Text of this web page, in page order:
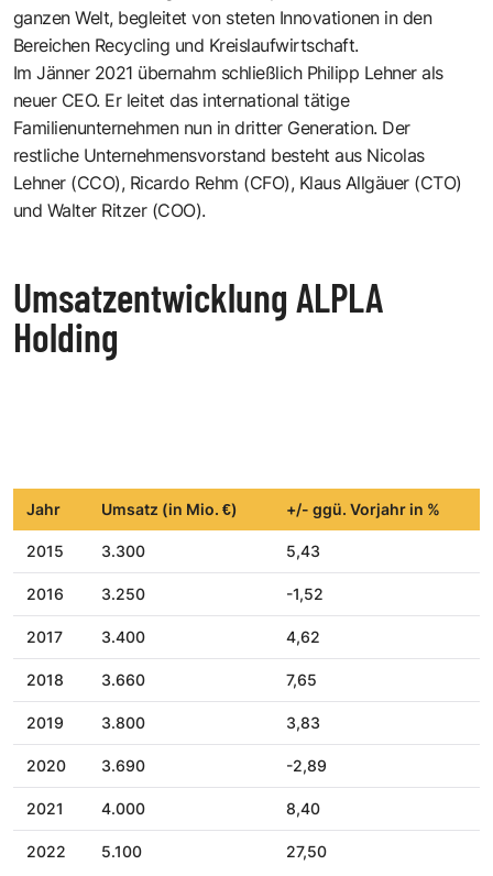
ganzen Welt, begleitet von steten Innovationen in den
Bereichen Recycling und Kreislaufwirtschaft.
Im Jänner 2021 übernahm schließlich Philipp Lehner als
neuer CEO. Er leitet das international tätige
Familienunternehmen nun in dritter Generation. Der
restliche Unternehmensvorstand besteht aus Nicolas
Lehner (CCO), Ricardo Rehm (CFO), Klaus Allgäuer (CTO)
und Walter Ritzer (COO).
Umsatzentwicklung ALPLA
Holding
Jahr Umsatz (in Mio. €) +/- ggü. Vorjahr in %
2015 3.300 5,43
2016 3.250 -1,52
2017 3.400 4,62
2018 3.660 7,65
2019 3.800 3,83
2020 3.690 -2,89
2021 4.000 8,40
2022 5.100 27,50